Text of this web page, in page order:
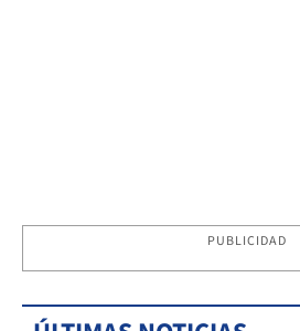
PUBLICIDAD